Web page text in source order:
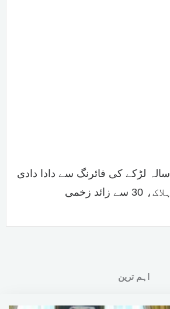
تھائی لینڈ میں 14 سالہ لڑکے کی فائرنگ سے دادا دادی
اہم ترین